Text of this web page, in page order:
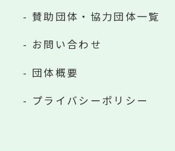
賛助団体・協力団体一覧
お問い合わせ
団体概要
プライバシーポリシー